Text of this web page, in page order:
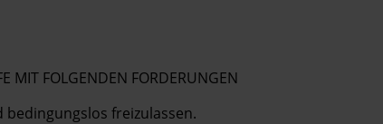
MIT FOLGENDEN FORDERUNGEN
bedingungslos freizulassen.